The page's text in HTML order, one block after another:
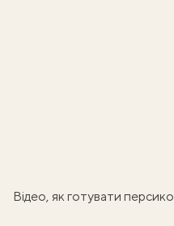
Відео, як готувати